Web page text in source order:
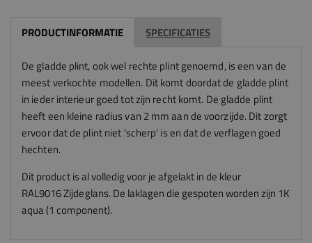
PRODUCTINFORMATIE SPECIFICATIES
De gladde plint, ook wel rechte plint genoemd, is een van de
meest verkochte modellen. Dit komt doordat de gladde plint
in ieder interieur goed tot zijn recht komt. De gladde plint
heeft een kleine radius van 2 mm aan de voorzijde. Dit zorgt
ervoor dat de plint niet 'scherp' is en dat de verflagen goed
hechten.
Dit product is al volledig voor je afgelakt in de kleur
RAL9016Zijdeglans.De laklagen die gespoten worden zijn 1K
aqua (1 component).